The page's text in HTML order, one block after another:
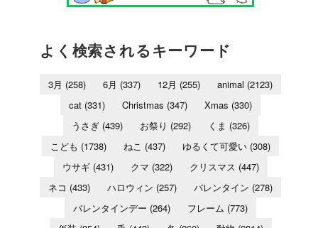
よく検索されるキーワード
3月 (258) 6月 (337) 12月 (255) animal (2123)
cat (331) Christmas (347) Xmas (330)
うさぎ(439) お祭り (292) くま (326)
こども (1738) ねこ (437) ゆるくて可愛い (308)
ウサギ(431) クマ (322) クリスマス (447)
ネコ (433) ハロウィン (257) バレンタイン (278)
バレンタインデー (264) フレーム (773)